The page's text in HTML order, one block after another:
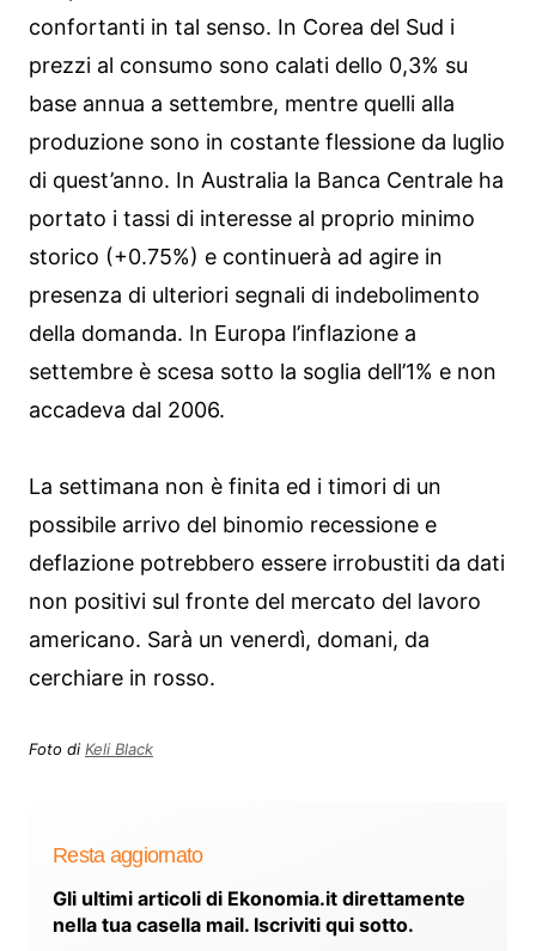
confortanti in tal senso. In Corea del Sud i
prezzi al consumo sono calati dello 0,3% su
base annua a settembre, mentre quelli alla
produzione sono in costante flessione da luglio
di quest’anno. In Australia la Banca Centrale ha
portato i tassi di interesse al proprio minimo
storico (+0.75%) e continuerà ad agire in
presenza di ulteriori segnali di indebolimento
della domanda. In Europa l’inflazione a
settembre è scesa sotto la soglia dell’1% e non
accadeva dal 2006.
La settimana non è finita ed i timori di un
possibile arrivo del binomio recessione e
deflazione potrebbero essere irrobustiti da dati
non positivi sul fronte del mercato del lavoro
americano. Sarà un venerdì, domani, da
cerchiare in rosso.
Foto di Keli Black
Resta aggiornato
Gli ultimi articoli di Ekonomia.it direttamente
nella tua casella mail. Iscriviti qui sotto.